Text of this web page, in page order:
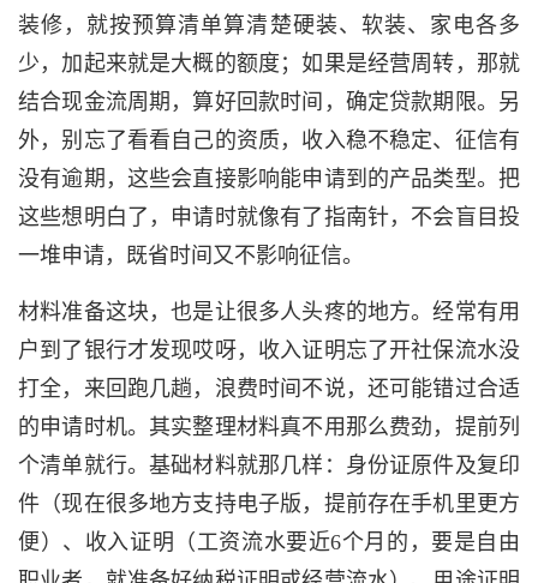
装修，就按预算清单算清楚硬装、软装、家电各多
少，加起来就是大概的额度；如果是经营周转，那就
结合现金流周期，算好回款时间，确定贷款期限。另
外，别忘了看看自己的资质，收入稳不稳定、征信有
没有逾期，这些会直接影响能申请到的产品类型。把
这些想明白了，申请时就像有了指南针，不会盲目投
一堆申请，既省时间又不影响征信。
材料准备这块，也是让很多人头疼的地方。经常有用
户到了银行才发现哎呀，收入证明忘了开社保流水没
打全，来回跑几趟，浪费时间不说，还可能错过合适
的申请时机。其实整理材料真不用那么费劲，提前列
个清单就行。基础材料就那几样：身份证原件及复印
件（现在很多地方支持电子版，提前存在手机里更方
便）、收入证明（工资流水要近6个月的，要是自由